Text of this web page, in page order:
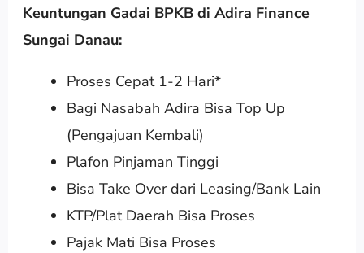
Keuntungan Gadai BPKB di Adira Finance
Sungai Danau:
Proses Cepat 1-2 Hari*
Bagi Nasabah Adira Bisa Top Up
(Pengajuan Kembali)
Plafon Pinjaman Tinggi
Bisa Take Over dari Leasing/Bank Lain
KTP/Plat Daerah Bisa Proses
Pajak Mati Bisa Proses